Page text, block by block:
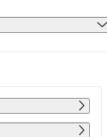
SO NE
5 6